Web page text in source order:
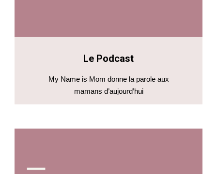
Le Podcast
My Name is Mom donne la parole aux
mamans d’aujourd’hui